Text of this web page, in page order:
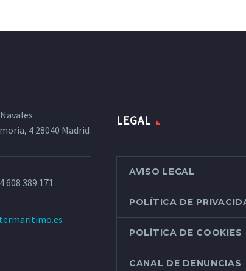
4 28040 Madrid
608 389 171
LEGAL
AVISO LEGAL
POLÍTICA DE
POLÍTICA DE COOKIES
CANAL DE DENUNCIAS